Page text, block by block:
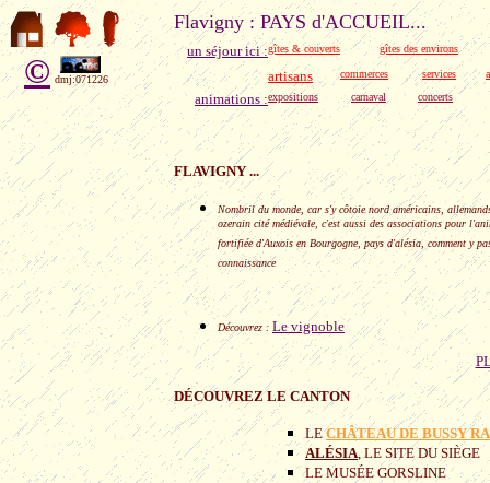
Flavigny : PAYS d'ACCUEIL...
un séjour ici :gîtes & couverts gîtes des environs
© artisans commerces services
dmj:071226
animations :expositions carnaval concerts
FLAVIGNY ...
Nombril du monde, car s'y côtoie nord américains,
ozerain cité médiévale, c'est aussi des associations pour
fortifiée d'Auxois en Bourgogne, pays d'alésia, comment y
connaissance
Découvrez : Le vignoble
DÉCOUVREZ LE CANTON
LECHÂTEAU DE BUSSY
ALÉSIA, LE SITE DU SIÈGE
LE MUSÉE GORSLINE